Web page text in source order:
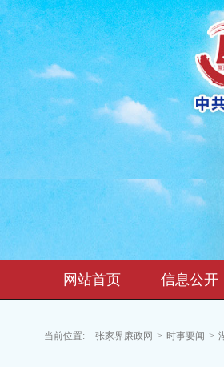
网站首页 信息公开
当前位置: 张家界廉政网 > 时事要闻 >